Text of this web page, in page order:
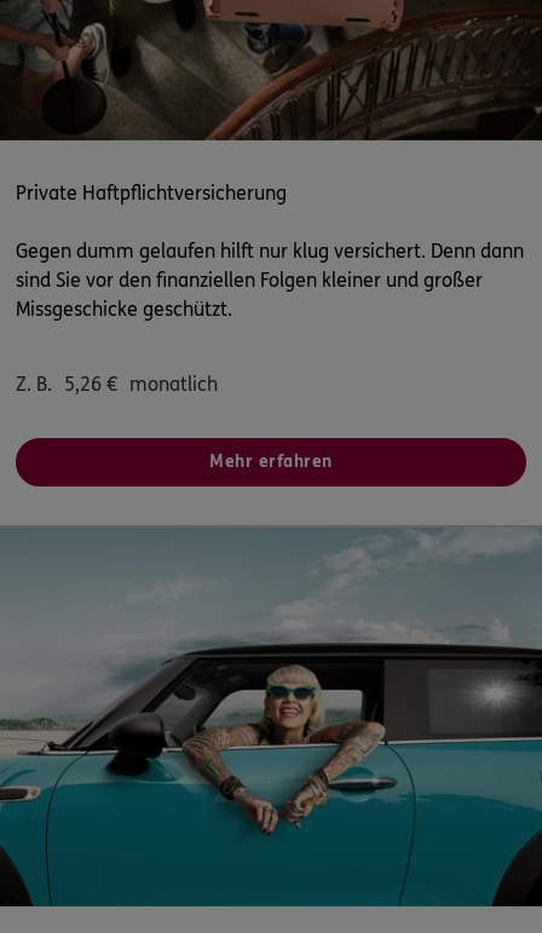
5/5 ERGO
Peter Kümmel
Badestube 2, 36251 Bad Hersfeld(35.5 km)
Homepage besuchen
Rolf Nickel
Homepage besuchen
Sara Al-Koubaisi
Homepage besuchen
ERGO
Stephanie Schüler
36304 Alsfeld(36.0 km)
Obergasse 7, 36304 Alsfeld
Homepage besuchen
Steve Schüler
Obergasse 7,36304
(36.0 km)
Homepage besuchen
(37.6 km)
Private Haftpflichtversicherung
Gegen dumm gelaufen hilft nur klug versichert. Denn dann
sind Sie vor den finanziellen Folgen kleiner und großer
Missgeschicke geschützt.
Z. B. 5,26 € monatlich
Mehr erfahren